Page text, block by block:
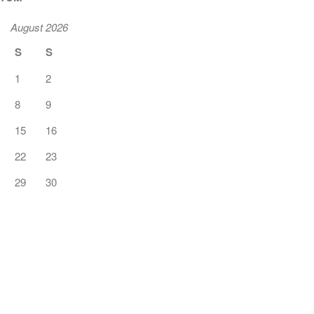
August 2026
S S
1
2
8
9
15
16
22
23
29
30